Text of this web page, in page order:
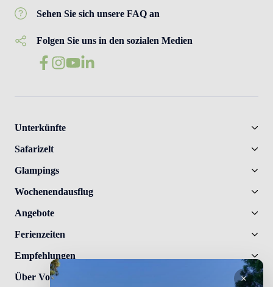
Sehen Sie sich unsere FAQ an
Folgen Sie uns in den sozialen Medien
Unterkünfte
Safarizelt
Glampings
Wochenendausflug
Angebote
Ferienzeiten
Empfehlungen
Über Vodatent